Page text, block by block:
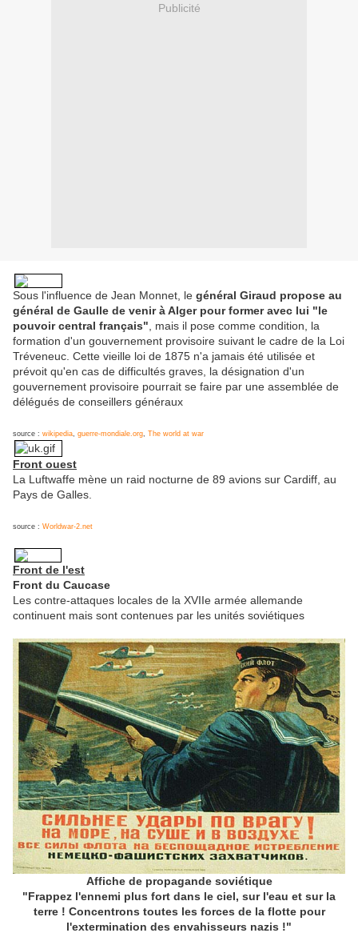
Publicité
Sous l'influence de Jean Monnet, le général Giraud propose au
général de Gaulle de venir à Alger pour former avec lui "le
pouvoir central français" , mais il pose comme condition, la
formation d'un gouvernement provisoire suivant le cadre de la Loi
Tréveneuc. Cette vieille loi de 1875 n'a jamais été utilisée et
prévoit qu'en cas de difficultés graves, la désignation d'un
gouvernement provisoire pourrait se faire par une assemblée de
délégués de conseillers généraux
source : wikipedia, guerre-mondiale.org, The world at war
Front ouest
La Luftwaffe mène un raid nocturne de 89 avions sur Cardiff, au
Pays de Galles.
source : Worldwar-2.net
Front de l'est
Front du Caucase
Les contre-attaques locales de la XVIIe armée allemande
continuent mais sont contenues par les unités soviétiques
Affiche de propagande soviétique
"Frappez l'ennemi plus fort dans le ciel, sur l'eau et sur la
terre ! Concentrons toutes les forces de la flotte pour
l'extermination des envahisseurs nazis !"